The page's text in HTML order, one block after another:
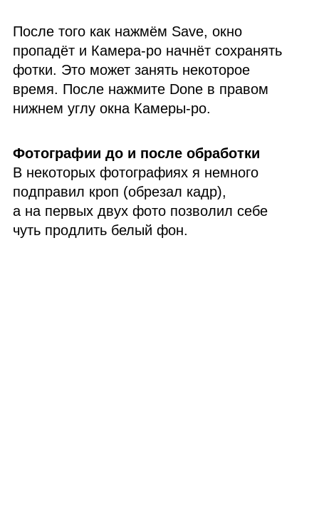
После того как нажмём Save, окно
пропадёт и Камера‑ро начнёт сохранять
фотки. Это может занять некоторое
время. После нажмите Done в правом
нижнем углу окна Камеры‑ро.
Фотографии до и после обработки
В некоторых фотографиях я немного
подправил кроп (обрезал кадр),
а на первых двух фото позволил себе
чуть продлить белый фон.